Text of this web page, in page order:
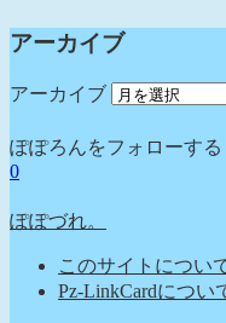
アーカイブ
アーカイブ
ぽぽろんをフォローする
0
ぽぽづれ。
このサイトについ
Pz-LinkCardについ